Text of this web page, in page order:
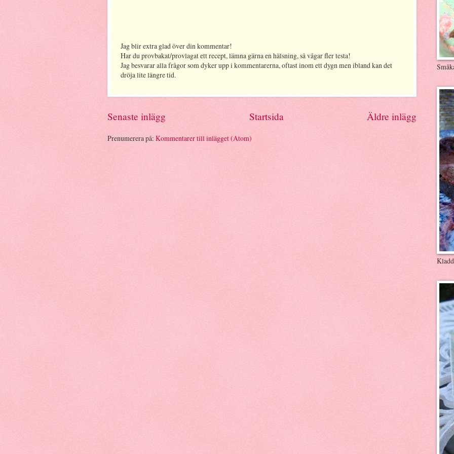
Jag blir extra glad över din kommentar!
Har du provbakat/provlagat ett recept, lämna gärna en hälsning, så vågar fler testa!
Jag besvarar alla frågor som dyker upp i kommentarerna, oftast inom ett dygn men ibland kan det
dröja lite längre tid.
Senaste inlägg Äldre inlägg
Startsida
Prenumerera på: Kommentarer till inlägget (Atom)